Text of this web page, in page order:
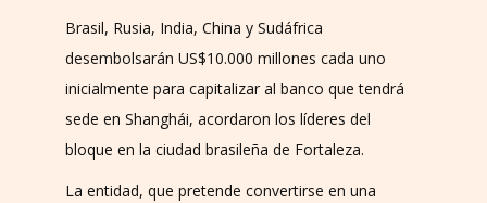
Brasil, Rusia, India, China y Sudáfrica
desembolsarán US$10.000 millones cada uno
inicialmente para capitalizar al banco que tendrá
sede en Shanghái, acordaron los líderes del
bloque en la ciudad brasileña de Fortaleza.
La entidad, que pretende convertirse en una